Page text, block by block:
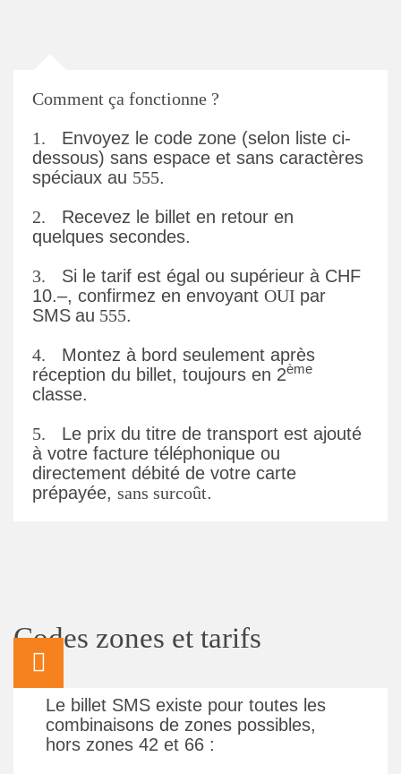
Comment ça fonctionne ?
1. Envoyez le code zone (selon liste ci-
dessous) sans espace et sans caractères
spéciaux au 555.
2. Recevez le billet en retour en
quelques secondes.
3. Si le tarif est égal ou supérieur à CHF
10.–, confirmez en envoyant OUI par
SMS au 555.
4. Montez à bord seulement après
réception du billet, toujours en 2ème
classe.
5. Le prix du titre de transport est ajouté
à votre facture téléphonique ou
directement débité de votre carte
prépayée, sans surcoût.
Codes zones et tarifs
Le billet SMS existe pour toutes les
combinaisons de zones possibles,
hors zones 42 et 66 :